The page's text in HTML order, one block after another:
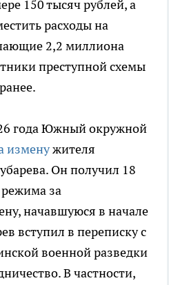
150 тысяч рублей, а
расходы на
2,2 миллиона
преступной схемы
года Южный окружной
изменужителя
Он получил 18
режима за
начавшуюся в начале
вступил в переписку с
военной разведки
В частности,